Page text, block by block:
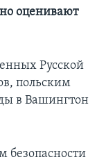
оценивают
Русской
польским
в Вашингтон
безопасности